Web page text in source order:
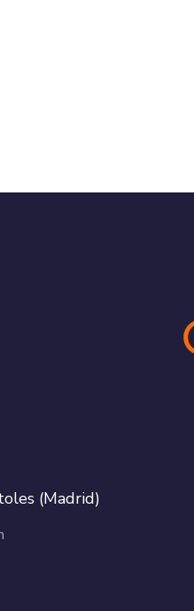
(Madrid)